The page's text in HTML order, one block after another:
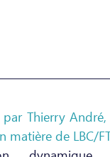
par Thierry
matière de LBC/